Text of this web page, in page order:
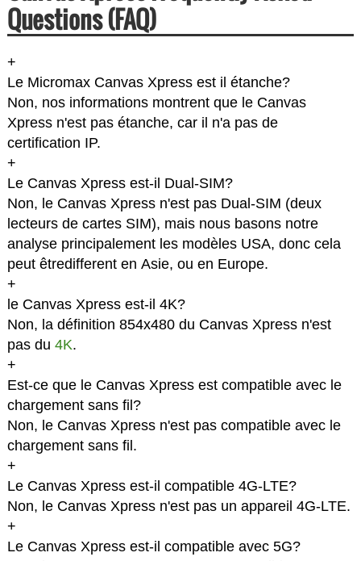
Questions (FAQ)
+
Le Micromax Canvas Xpress est il étanche?
Non, nos informations montrent que le Canvas
Xpress n'est pas étanche, car il n'a pas de
certification IP.
+
Le Canvas Xpress est-il Dual-SIM?
Non, le Canvas Xpress n'est pas Dual-SIM (deux
lecteurs de cartes SIM), mais nous basons notre
analyse principalement les modèles USA, donc cela
peut êtredifferent en Asie, ou en Europe.
+
le Canvas Xpress est-il 4K?
Non, la définition 854x480 du Canvas Xpress n'est
pas du 4K.
+
Est-ce que le Canvas Xpress est compatible avec le
chargement sans fil?
Non, le Canvas Xpress n'est pas compatible avec le
chargement sans fil.
+
Le Canvas Xpress est-il compatible 4G-LTE?
Non, le Canvas Xpress n'est pas un appareil 4G-LTE.
+
Le Canvas Xpress est-il compatible avec 5G?